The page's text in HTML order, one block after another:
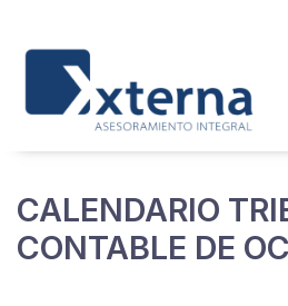
CALENDARIO
CONTABLE DE